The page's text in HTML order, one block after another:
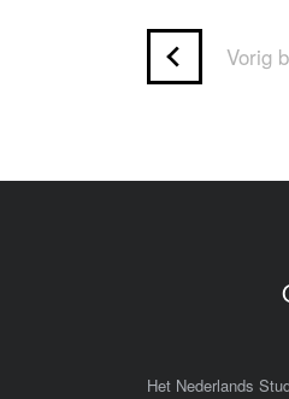
Vorig
Het Nederlands